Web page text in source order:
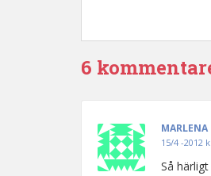
6
MARLENA
15/4 -2012
Så